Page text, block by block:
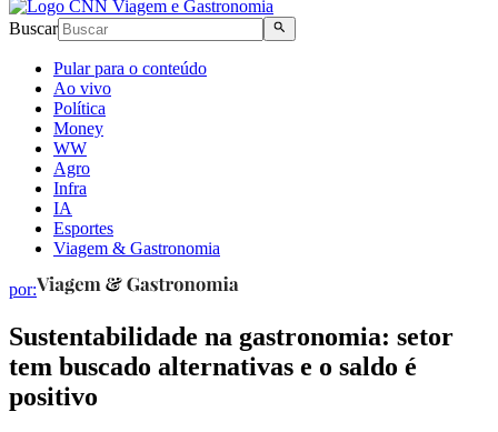
Buscar
Pular para o conteúdo
Ao vivo
Política
Money
WW
Agro
Infra
IA
Esportes
Viagem & Gastronomia
por:
Sustentabilidade na gastronomia: setor
tem buscado alternativas e o saldo é
positivo